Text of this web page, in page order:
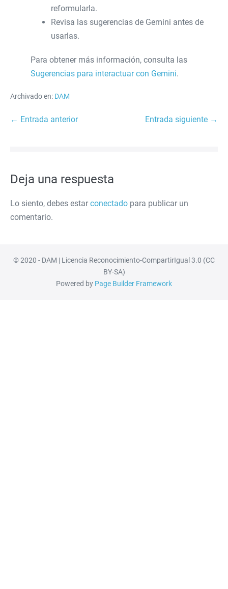
reformularla.
Revisa las sugerencias de Gemini antes de
usarlas.
Para obtener más información, consulta las
Sugerencias para interactuar con Gemini.
Archivado en: DAM
Navegación
← Entrada anterior Entrada siguiente →
Deja una respuesta
Lo siento, debes estarconectado para publicar un
comentario.
© 2020 - DAM | Licencia Reconocimiento-CompartirIgual 3.0 (CC
BY-SA)
Powered by Page Builder Framework